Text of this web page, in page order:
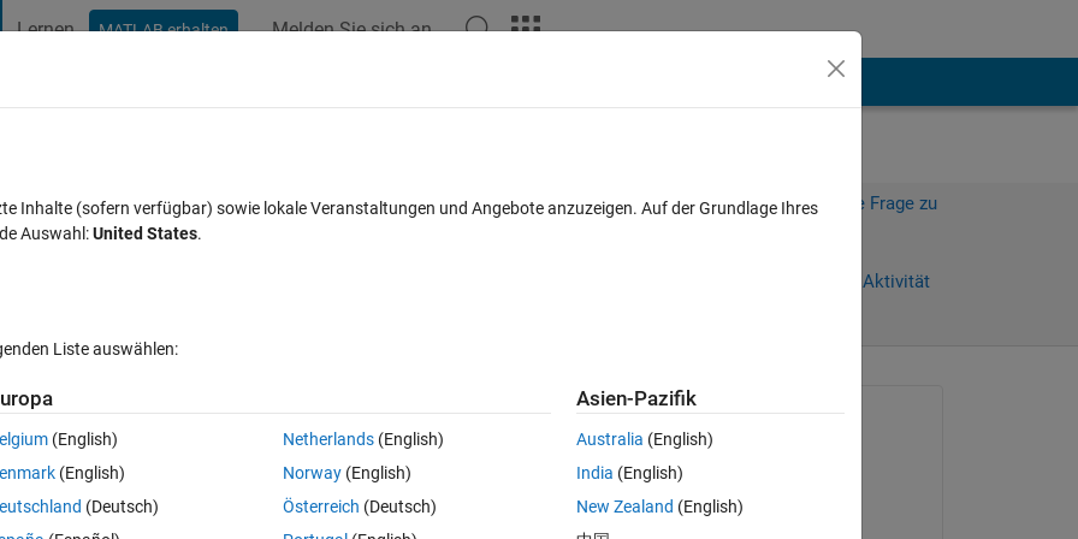
Lernen MATLAB erhalten Melden Sie sich an
strings
Melden Sie sich an, um diese Frage zu
Anmelden, um Aktivität
0 Stimmen
of numbers as well as strings. I want to compare a and b, and my
b.
Praveen Choudhury
am 28 Okt. 2015
Inhalte (sofern verfügbar) sowie lokale Veranstaltungen und Angebote anzuzeigen. Auf der Grundlage Ihres
Auswahl:United States.
Liste auswählen:
(English)
(English)
(Deutsch)
Netherlands(English)
Norway(English)
Österreich (Deutsch)
Asien-Pazifik
Australia (English)
India (English)
New Zealand (English)